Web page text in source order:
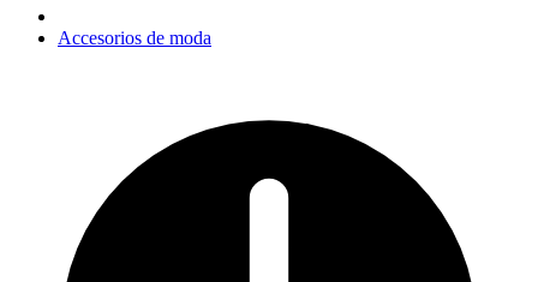
Accesorios de moda